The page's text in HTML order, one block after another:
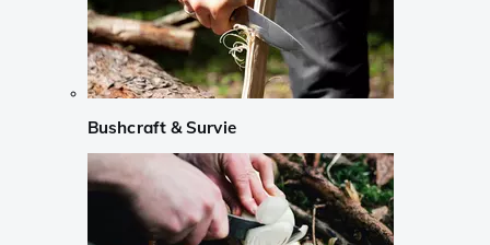
Bushcraft & Survie